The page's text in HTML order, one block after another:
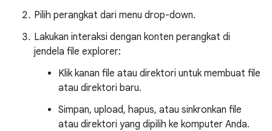
Pilih perangkat dari menu drop-down.
Lakukan interaksi dengan konten perangkat di
jendela file explorer:
Klik kanan file atau direktori untuk membuat file
atau direktori baru.
Simpan, upload, hapus, atau sinkronkan file
atau direktori yang dipilih ke komputer Anda.